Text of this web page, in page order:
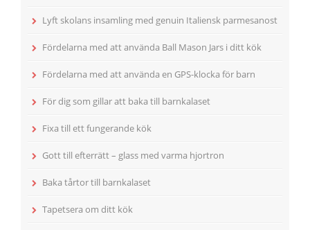
Lyft skolans insamling med genuin Italiensk parmesanost
Fördelarna med att använda Ball Mason Jars i ditt kök
Fördelarna med att använda en GPS-klocka för barn
För dig som gillar att baka till barnkalaset
Fixa till ett fungerande kök
Gott till efterrätt – glass med varma hjortron
Baka tårtor till barnkalaset
Tapetsera om ditt kök